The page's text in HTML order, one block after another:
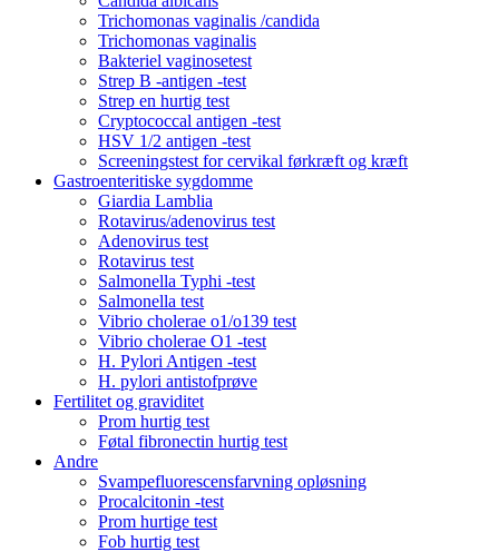
Trichomonas vaginalis /candida
Trichomonas vaginalis
Bakteriel vaginosetest
Strep B -antigen -test
Strep en hurtig test
Cryptococcal antigen -test
HSV 1/2 antigen -test
Screeningstest for cervikal førkræft og kræft
Gastroenteritiske sygdomme
Giardia Lamblia
Rotavirus/adenovirus test
Adenovirus test
Rotavirus test
Salmonella Typhi -test
Salmonella test
Vibrio cholerae o1/o139 test
Vibrio cholerae O1 -test
H. Pylori Antigen -test
H. pylori antistofprøve
Fertilitet og graviditet
Prom hurtig test
Føtal fibronectin hurtig test
Andre
Svampefluorescensfarvning opløsning
Procalcitonin -test
Prom hurtige test
Fob hurtig test